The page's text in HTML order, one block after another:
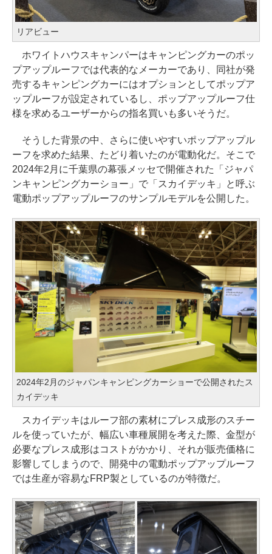
リアビュー
ホワイトハウスキャンパーはキャンピングカーのポッ
プアップルーフでは代表的なメーカーであり、同社が発
売するキャンピングカーにはオプションとしてポップア
ップルーフが設定されているし、ポップアップルーフ仕
様を求めるユーザーからの指名買いも多いそうだ。
そうした背景の中、さらに使いやすいポップアップル
ーフを求めた結果、たどり着いたのが電動化だ。そこで
2024年2月に千葉県の幕張メッセで開催された「ジャパ
ンキャンピングカーショー」で「スカイデッキ」と呼ぶ
電動ポップアップルーフのサンプルモデルを公開した。
2024年2月のジャパンキャンピングカーショーで公開されたス
カイデッキ
スカイデッキはルーフ部の素材にプレス成形のスチー
ルを使っていたが、幅広い車種展開を考えた際、金型が
必要なプレス成形はコストがかかり、それが販売価格に
影響してしまうので、開発中の電動ポップアップルーフ
では生産が容易なFRP製としているのが特徴だ。